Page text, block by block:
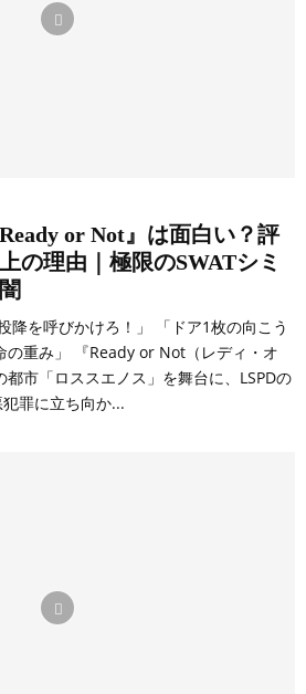
or Not』は面白い？評
の理由｜極限のSWATシミ
降を呼びかけろ！」 「ドア1枚の向こう
の重み」 『Ready or Not（レディ・オ
市「ロススエノス」を舞台に、LSPDの
罪に立ち向か...